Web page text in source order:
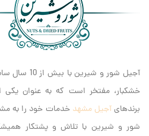
آجیل شور و
خشکبار، مفتخر است که به عنوان یکی
برندهایآجیل مشهد خدمات خود را به
شور و شیرین با تلاش و پشتکار